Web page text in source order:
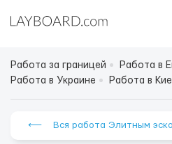
Работа за границей
Работа в
Работа в Украине
Работа в
⟵ Вся работа Элитным